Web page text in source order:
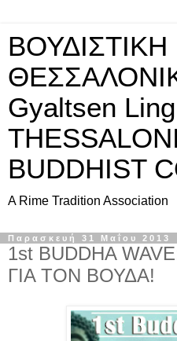
Gyaltsen
BUDDHIST
A Rime Tradition Association
Παρασκευή 31 Μαΐου 2013
1st BUDDHA
ΓΙΑ ΤΟΝ ΒΟΥΔΑ!